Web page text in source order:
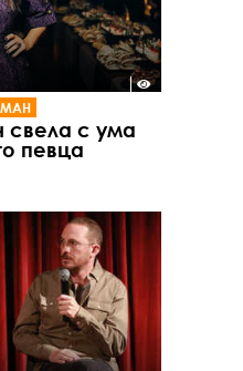
свела с ума
певца